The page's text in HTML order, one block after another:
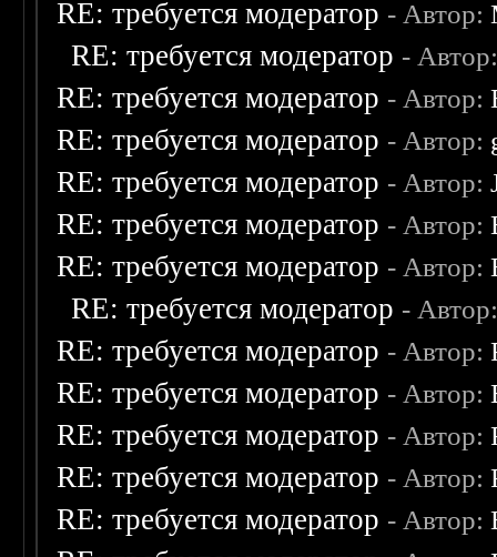
RE: требуется модератор - Автор:
RE: требуется модератор -
RE: требуется модератор - Автор:
RE: требуется модератор - Автор:
RE: требуется модератор - Автор:
RE: требуется модератор - Автор:
RE: требуется модератор - Автор:
RE: требуется модератор -
RE: требуется модератор - Автор:
RE: требуется модератор - Автор:
RE: требуется модератор - Автор:
RE: требуется модератор - Автор:
RE: требуется модератор - Автор: